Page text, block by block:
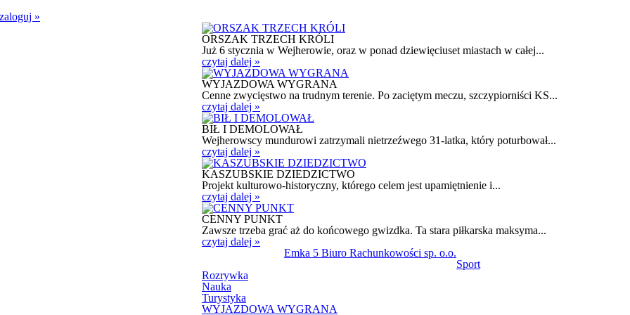
zaloguj »
ORSZAK TRZECH KRÓLI
Już 6 stycznia w Wejherowie, oraz w ponad dziewięciuset miastach w całej...
czytaj dalej »
WYJAZDOWA WYGRANA
Cenne zwycięstwo na trudnym terenie. Po zaciętym meczu, szczypiorniści KS...
czytaj dalej »
BIŁ I DEMOLOWAŁ
Wejherowscy mundurowi zatrzymali nietrzeźwego 31-latka, który poturbował...
czytaj dalej »
KASZUBSKIE DZIEDZICTWO
Projekt kulturowo-historyczny, którego celem jest upamiętnienie i...
czytaj dalej »
CENNY PUNKT
Zawsze trzeba grać aż do końcowego gwizdka. Ta stara piłkarska maksyma...
czytaj dalej »
Emka 5 Biuro Rachunkowości sp. o.o.
Sport
Rozrywka
Nauka
Turystyka
WYJAZDOWA WYGRANA